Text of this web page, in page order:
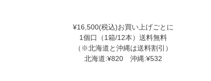
¥16,500(税込)お買い上げごとに
1個口（1箱/12本）送料無料
（※北海道と沖縄は送料割引）
北海道:¥820 沖縄:¥532